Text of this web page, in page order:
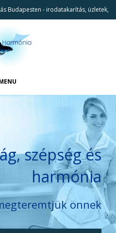
Budapesten - irodatakarítás, üzletek,
szépség és
harmónia
önnek